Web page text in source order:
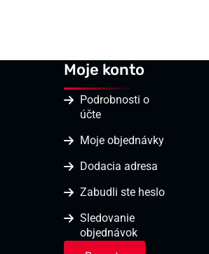
Moje konto
Podrobnosti o
účte
Moje objednávky
Dodacia adresa
Zabudli ste heslo
Sledovanie
objednávok